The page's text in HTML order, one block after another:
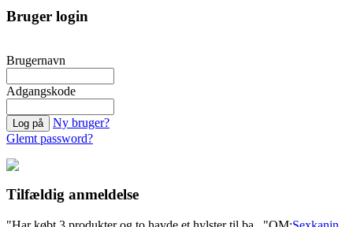
Bruger login
Brugernavn
Adgangskode
Ny bruger?
Glemt password?
Tilfældig anmeldelse